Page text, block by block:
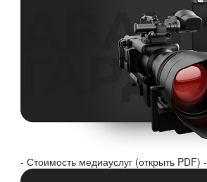
- Стоимость медиауслуг (открыть PDF) -